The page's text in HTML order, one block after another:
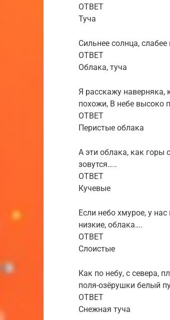
ОТВЕТ
Туча
Сильнее солнца, слабее
ОТВЕТ
Облака, туча
Я расскажу
похожи, В небе высоко
ОТВЕТ
Перистые облака
А эти облака, как горы
зовутся…..
ОТВЕТ
Кучевые
Если небо хмурое, у
низкие, облака….
ОТВЕТ
Слоистые
Как по небу, с севера,
поля-озёрушки белый
ОТВЕТ
Снежная туча